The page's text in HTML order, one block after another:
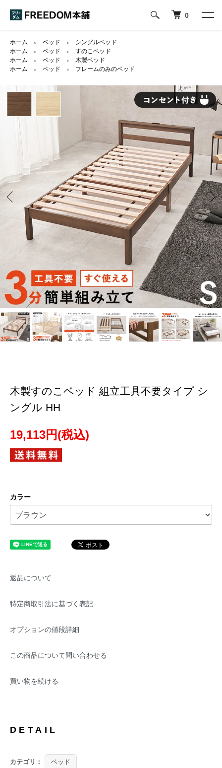
0
ホーム ＞ ベッド ＞
シングルベッド
ホーム
＞ ベッド ＞
すのこベッド
ホーム
＞ ベッド ＞
木製ベッド
ホーム
＞ ベッド ＞ フレームのみのベッド
木製すのこベッド 組立工具不要タイプ シ
ングル HH
19,113円(税込)
カラー
返品について
特定商取引法に基づく表記
オプションの値段詳細
この商品について問い合わせる
買い物を続ける
DETAIL
カテゴリ： ベッド